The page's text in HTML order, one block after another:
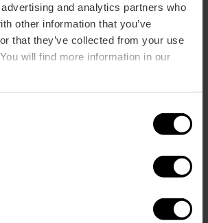
and analytics partners who
other information that you’ve
that they’ve collected from your use
will find more information in our
8 (Primero Aº floor) 46002 València